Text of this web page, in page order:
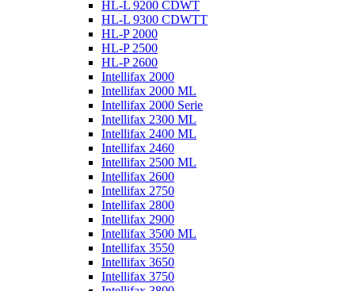
HL-L 9200 CDWT
HL-L 9300 CDWTT
HL-P 2000
HL-P 2500
HL-P 2600
Intellifax 2000
Intellifax 2000 ML
Intellifax 2000 Serie
Intellifax 2300 ML
Intellifax 2400 ML
Intellifax 2460
Intellifax 2500 ML
Intellifax 2600
Intellifax 2750
Intellifax 2800
Intellifax 2900
Intellifax 3500 ML
Intellifax 3550
Intellifax 3650
Intellifax 3750